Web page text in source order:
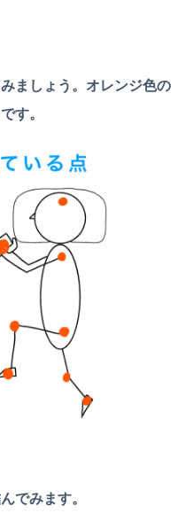
ましょう。オレンジ色の
す。
でみます。